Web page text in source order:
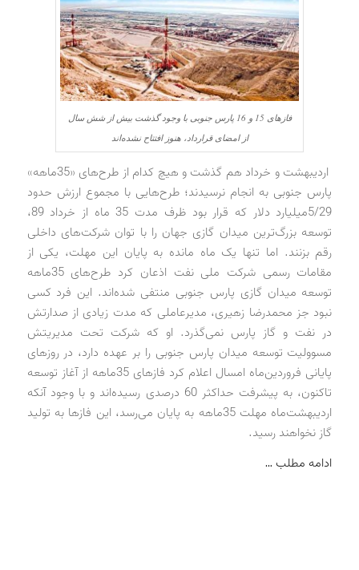
فازهای 15 و 16 پارس جنوبی با وجود گذشت بیش از شش سال
از امضای قرارداد، هنوز افتتاح نشده‌اند
اردیبهشت و خرداد هم گذشت و هیچ کدام از طرح‌های «35‌ماهه»
پارس جنوبی به انجام نرسیدند؛ طرح‌هایی با مجموع ارزش حدود
5/29میلیارد دلار که قرار بود ظرف مدت 35 ماه از خرداد 89،
توسعه بزرگ‌ترین میدان گازی جهان را با توان شرکت‌های داخلی
رقم بزنند. اما تنها یک ماه مانده به پایان این مهلت،‌ یکی از
مقامات رسمی شرکت ملی نفت اذعان کرد طرح‌های 35ماهه
توسعه میدان گازی پارس جنوبی منتفی شده‌اند. این فرد کسی
نبود جز محمدرضا زهیری، مدیرعاملی که مدت زیادی از صدارتش
در نفت و گاز پارس نمی‌گذرد. او که شرکت تحت مدیریتش
مسوولیت توسعه میدان پارس جنوبی را بر عهده دارد، در روزهای
پایانی فروردین‌ماه امسال اعلام کرد فازهای 35ماهه از آغاز توسعه
تاکنون، به پیشرفت حداکثر 60 درصدی رسیده‌اند و با وجود آنکه
اردیبهشت‌ماه مهلت 35ماهه به پایان می‌رسد، این فازها به تولید
گاز نخواهند رسید.
ادامه مطلب …